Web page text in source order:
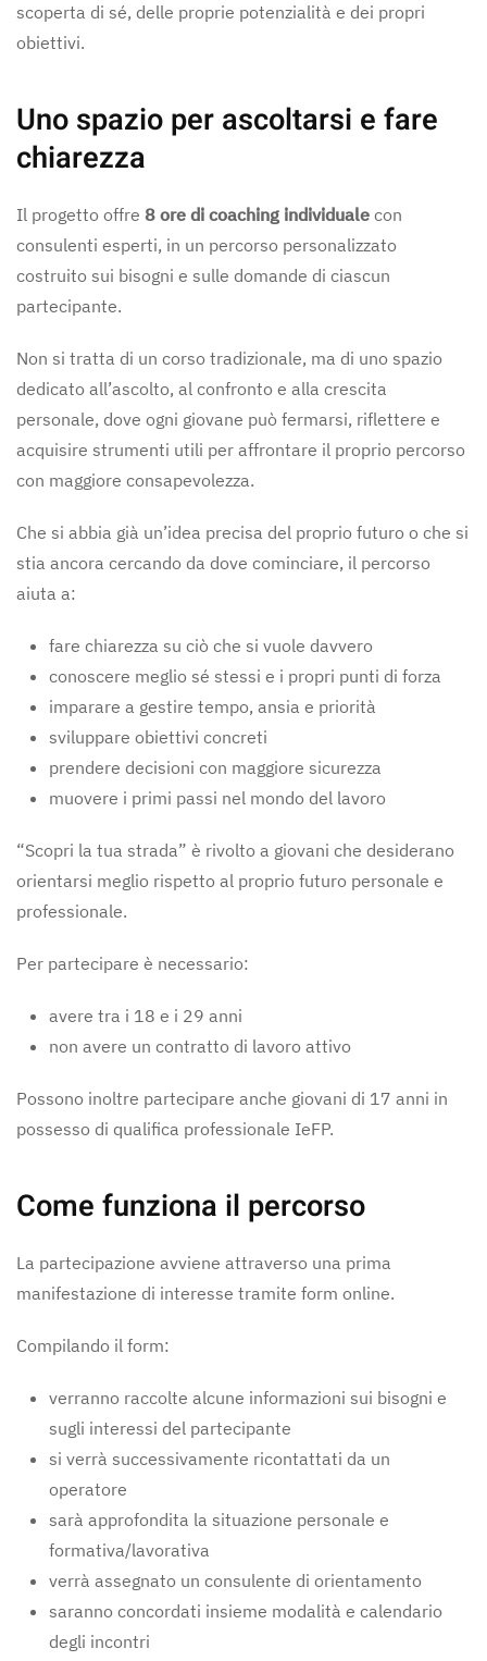
scoperta di sé, delle proprie potenzialità e dei propri
obiettivi.
Uno spazio per ascoltarsi e fare
chiarezza
Il progetto offre 8 ore di coaching individuale con
consulenti esperti, in un percorso personalizzato
costruito sui bisogni e sulle domande di ciascun
partecipante.
Non si tratta di un corso tradizionale, ma di uno spazio
dedicato all’ascolto, al confronto e alla crescita
personale, dove ogni giovane può fermarsi, riflettere e
acquisire strumenti utili per affrontare il proprio percorso
con maggiore consapevolezza.
Che si abbia già un’idea precisa del proprio futuro o che si
stia ancora cercando da dove cominciare, il percorso
aiuta a:
fare chiarezza su ciò che si vuole davvero
conoscere meglio sé stessi e i propri punti di forza
imparare a gestire tempo, ansia e priorità
sviluppare obiettivi concreti
prendere decisioni con maggiore sicurezza
muovere i primi passi nel mondo del lavoro
“Scopri la tua strada” è rivolto a giovani che desiderano
orientarsi meglio rispetto al proprio futuro personale e
professionale.
Per partecipare è necessario:
avere tra i 18 e i 29 anni
non avere un contratto di lavoro attivo
Possono inoltre partecipare anche giovani di 17 anni in
possesso di qualifica professionale IeFP.
Come funziona il percorso
La partecipazione avviene attraverso una prima
manifestazione di interesse tramite form online.
Compilando il form:
verranno raccolte alcune informazioni sui bisogni e
sugli interessi del partecipante
si verrà successivamente ricontattati da un
operatore
sarà approfondita la situazione personale e
formativa/lavorativa
verrà assegnato un consulente di orientamento
saranno concordati insieme modalità e calendario
degli incontri